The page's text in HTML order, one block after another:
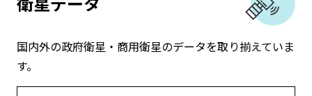
国内外の政府衛星・商用衛星のデータを取り揃えていま
す。